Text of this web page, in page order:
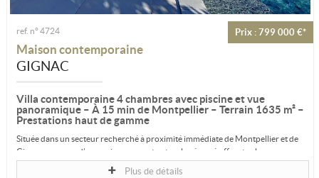
Prix : 799 000 €*
ref. n° 4724
Maison contemporaine
GIGNAC
Villa contemporaine 4 chambres avec piscine et vue
panoramique – À 15 min de Montpellier – Terrain 1635 m² –
Prestations haut de gamme
Située dans un secteur recherché à proximité immédiate de Montpellier et de
Gignac, au cœur d’un environnement naturel préservé offrant calme,...
Plus de détails